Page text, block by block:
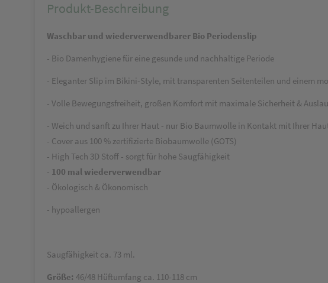
Produkt-Beschreibung
Waschbar und wiederverwendbarer Bio Periodenslip
- Bio Damenhygiene für eine gesunde und nachhaltige Periode
- Eleganter Slip im Bikini-Style, mit transparenten Seitenteilen und einem
- Volle Bewegungsfreiheit, großen Komfort mit maximale Sicherheit &
- Weich und sanft zu Ihrer Haut - nur Bio Baumwolle in Kontakt mit Ihrer
- Cover aus 100 % zertifizierte Biobaumwolle (GOTS)
- High Tech 3D Stoff - sorgt für hohe Saugfähigkeit
- 100 mal wiederverwendbar
- Ökologisch & Ökonomisch
- hypoallergen
Saugfähigkeit ca. 73 ml.
Größe: 46/48 Hüftumfang ca. 110-118 cm